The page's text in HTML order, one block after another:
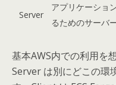
Server
アプリケーショ
るためのサーバ
基本AWS内での利用を
Server は別にどこの環